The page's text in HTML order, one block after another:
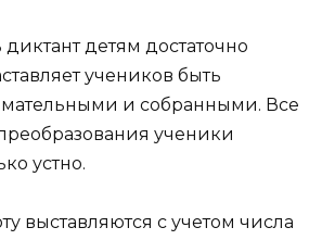
детям достаточно
учеников быть
и собранными. Все
ученики
устно.
выставляются с учетом числа